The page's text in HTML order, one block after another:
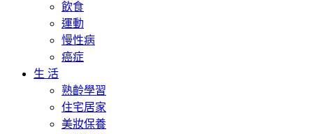
飲食
運動
慢性病
癌症
生 活
熟齡學習
住宅居家
美妝保養